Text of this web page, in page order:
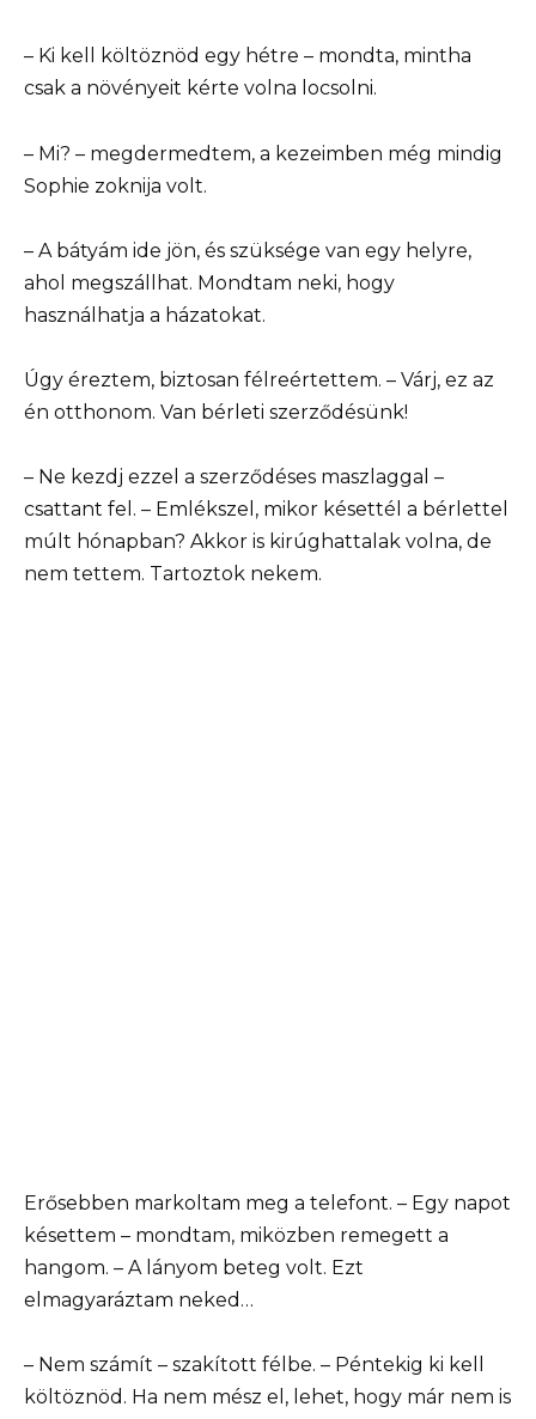
– Ki kell költöznöd egy hétre – mondta, mintha
csak a növényeit kérte volna locsolni.
– Mi? – megdermedtem, a kezeimben még mindig
Sophie zoknija volt.
– A bátyám ide jön, és szüksége van egy helyre,
ahol megszállhat. Mondtam neki, hogy
használhatja a házatokat.
Úgy éreztem, biztosan félreértettem. – Várj, ez az
én otthonom. Van bérleti szerződésünk!
– Ne kezdj ezzel a szerződéses maszlaggal –
csattant fel. – Emlékszel, mikor késettél a bérlettel
múlt hónapban? Akkor is kirúghattalak volna, de
nem tettem. Tartoztok nekem.
Erősebben markoltam meg a telefont. – Egy napot
késettem – mondtam, miközben remegett a
hangom. – A lányom beteg volt. Ezt
elmagyaráztam neked…
– Nem számít – szakított félbe. – Péntekig ki kell
költöznöd. Ha nem mész el, lehet, hogy már nem is